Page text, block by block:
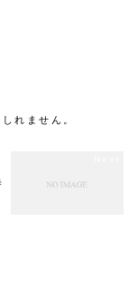
れません。